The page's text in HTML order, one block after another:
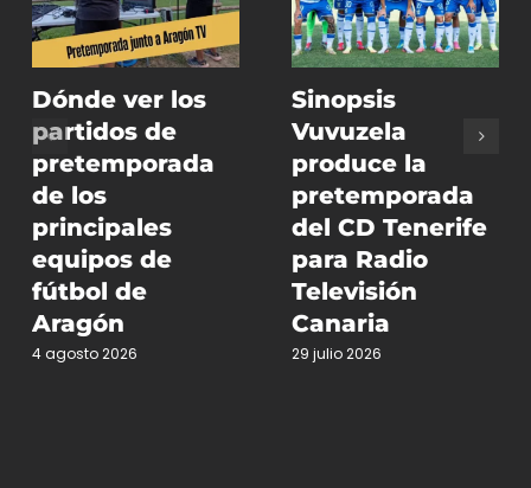
Dónde ver los
partidos de
pretemporada
de los
principales
equipos de
fútbol de
Aragón
4 agosto 2026
Sinopsis
Vuvuzela
produce la
pretemporada
del CD Tenerife
para Radio
Televisión
Canaria
29 julio 2026